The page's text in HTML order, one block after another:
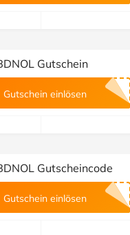
Gutschein
Gutschein einlösen
Gutscheincode
Gutschein einlösen